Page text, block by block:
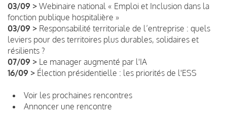
03/09 > Webinaire national « Emploi et Inclusion dans la
fonction publique hospitalière »
03/09 > Responsabilité territoriale de l’entreprise : quels
leviers pour des territoires plus durables, solidaires et
résilients ?
07/09 > Le manager augmenté par l'IA
16/09 > Élection présidentielle : les priorités de l'ESS
Voir les prochaines rencontres
Annoncer une rencontre